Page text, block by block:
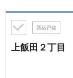
新築戸建
上飯田２丁目